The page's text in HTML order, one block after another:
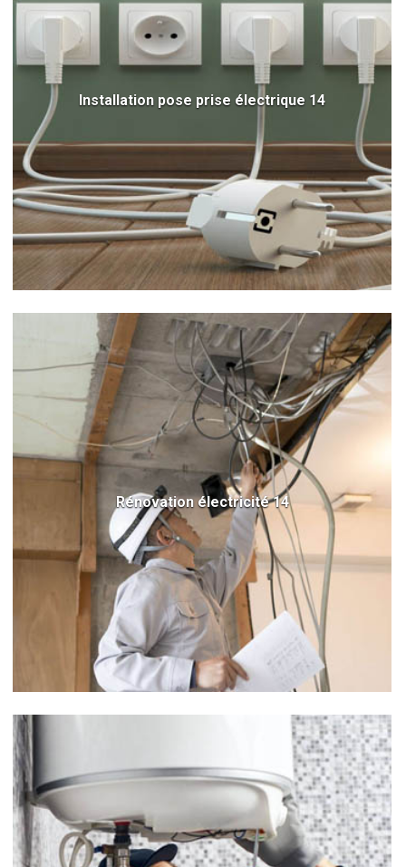
Installation pose prise électrique 14
Rénovation électricité 14